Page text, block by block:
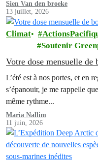
Sien Van den broeke
13 juillet, 2026
Climat
Soutenir
Votre dose mensuelle de
L’été est à nos portes, et en
s’épanouir, je me rappelle
même rythme...
Maria Nallim
11 juin, 2026